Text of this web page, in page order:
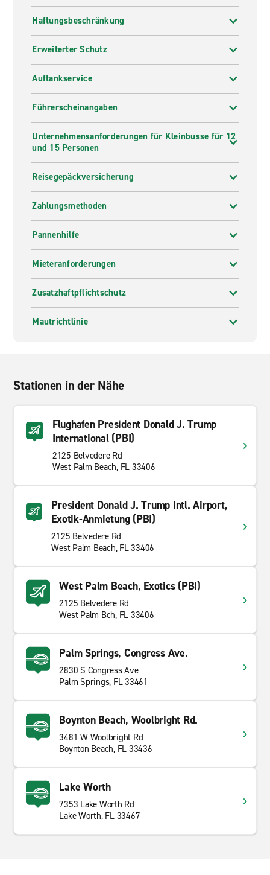
Haftungsbeschränkung
Erweiterter Schutz
Auftankservice
Führerscheinangaben
Unternehmensanforderungen für Kleinbusse für 12
und 15 Personen
Reisegepäckversicherung
Zahlungsmethoden
Pannenhilfe
Mieteranforderungen
Zusatzhaftpflichtschutz
Mautrichtlinie
Stationen in der Nähe
Flughafen President Donald J. Trump
International (PBI)
2125 Belvedere Rd
West Palm Beach, FL 33406
President Donald J. Trump Intl. Airport,
Exotik-Anmietung (PBI)
2125 Belvedere Rd
West Palm Beach, FL 33406
West Palm Beach, Exotics (PBI)
2125 Belvedere Rd
West Palm Bch, FL 33406
Palm Springs, Congress Ave.
2830 S Congress Ave
Palm Springs, FL 33461
Boynton Beach, Woolbright Rd.
3481 W Woolbright Rd
Boynton Beach, FL 33436
Lake Worth
7353 Lake Worth Rd
Lake Worth, FL 33467